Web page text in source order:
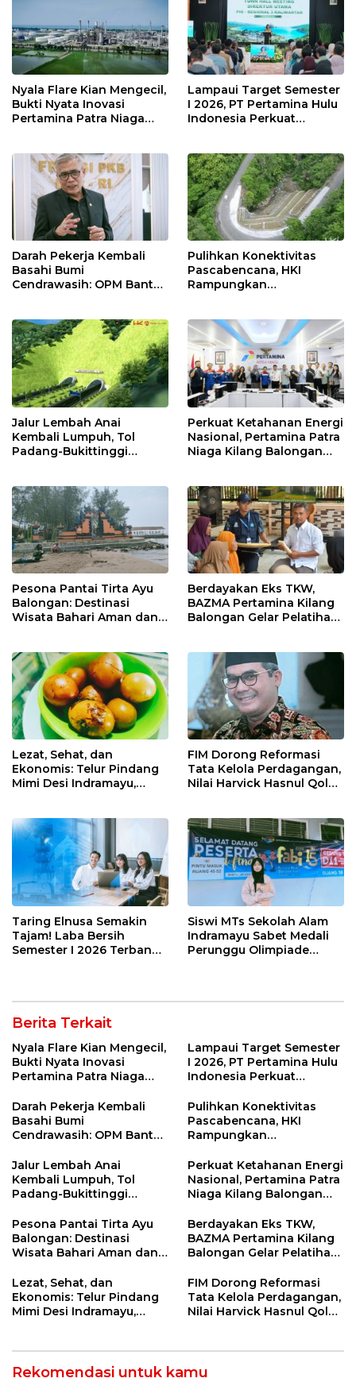
Nyala Flare Kian Mengecil,
Bukti Nyata Inovasi
Pertamina Patra Niaga
Lampaui Target Semester
I 2026, PT Pertamina Hulu
Indonesia Perkuat
Keselamatan Kerja
Darah Pekerja Kembali
Basahi Bumi
Cendrawasih: OPM Bantai
Pulihkan Konektivitas
Pascabencana, HKI
Rampungkan
Jalur Lembah Anai
Kembali Lumpuh, Tol
Padang-Bukittinggi
Perkuat Ketahanan Energi
Nasional, Pertamina Patra
Niaga Kilang Balongan
Pesona Pantai Tirta Ayu
Balongan: Destinasi
Wisata Bahari Aman dan
Berdayakan Eks TKW,
BAZMA Pertamina Kilang
Balongan Gelar Pelatihan
Rawadalem
Lezat, Sehat, dan
Ekonomis: Telur Pindang
Mimi Desi Indramayu,
Ketagihan!
FIM Dorong Reformasi
Tata Kelola Perdagangan,
Nilai Harvick Hasnul Qolbi
Taring Elnusa Semakin
Tajam! Laba Bersih
Semester I 2026 Terbang
Siswi MTs Sekolah Alam
Indramayu Sabet Medali
Perunggu Olimpiade
Berita Terkait
Nyala Flare Kian Mengecil,
Bukti Nyata Inovasi
Pertamina Patra Niaga
Net Zero Emission 2060
Lampaui Target Semester
I 2026, PT Pertamina Hulu
Indonesia Perkuat
Nasional Lewat Inovasi &
Keselamatan Kerja
Darah Pekerja Kembali
Basahi Bumi
Cendrawasih: OPM Bantai
di Tolikara!
Pulihkan Konektivitas
Pascabencana, HKI
Rampungkan
Lembah Anai dan Malalak
Jalur Lembah Anai
Kembali Lumpuh, Tol
Padang-Bukittinggi
Strategis
Perkuat Ketahanan Energi
Nasional, Pertamina Patra
Niaga Kilang Balongan
Jetty Propylene
Pesona Pantai Tirta Ayu
Balongan: Destinasi
Wisata Bahari Aman dan
Berdayakan Eks TKW,
BAZMA Pertamina Kilang
Balongan Gelar Pelatihan
Ekonomi Desa
Rawadalem
Lezat, Sehat, dan
Ekonomis: Telur Pindang
Mimi Desi Indramayu,
Ketagihan!
FIM Dorong Reformasi
Tata Kelola Perdagangan,
Nilai Harvick Hasnul Qolbi
Rekomendasi untuk kamu